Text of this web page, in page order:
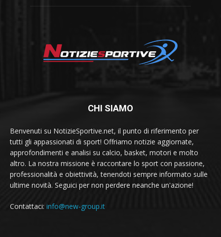
CHI SIAMO
Benvenuti su NotizieSportive.net, il punto di riferimento per
tutti gli appassionati di sport! Offriamo notizie aggiornate,
approfondimenti e analisi su calcio, basket, motori e molto
altro. La nostra missione è raccontare lo sport con passione,
professionalità e obiettività, tenendoti sempre informato sulle
ultime novità. Seguici per non perdere neanche un'azione!
Contattaci: info@new-group.it